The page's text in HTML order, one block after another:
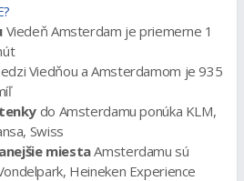
Viedeň Amsterdam je priemerne 1
Viedňou a Amsterdamom je 935
do Amsterdamu ponúka KLM,
Swiss
miestaAmsterdamu sú
Heineken Experience